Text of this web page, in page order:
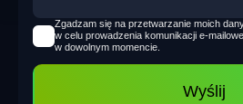
Zgadzam się na przetwarzanie moich
w celu prowadzenia komunikacji e-
w dowolnym momencie.
Wyślij